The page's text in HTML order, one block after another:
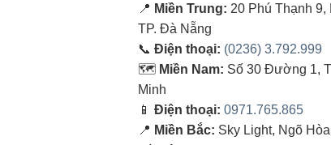
📍 Miền Trung: 20 Phú Thạnh 9,
TP. Đà Nẵng
📞 Điện thoại: (0236) 3.792.999
🗺️ Miền Nam: Số 30 Đường 1,
Minh
📱 Điện thoại: 0971.765.865
📍 Miền Bắc: Sky Light, Ngõ